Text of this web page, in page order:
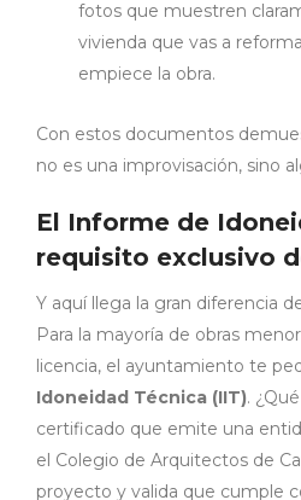
fotos que muestren
vivienda que vas a
empiece la obra.
Con estos documentos
no es una improvisación, sino
El Informe de
requisito exclusivo
Y aquí llega la gran diferencia
Para la mayoría de obras
licencia, el ayuntamiento te
Idoneidad Técnica (IIT).
certificado que emite una
el Colegio de Arquitectos de
proyecto y valida que cumple